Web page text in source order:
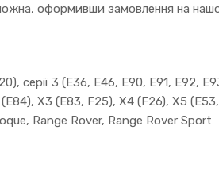
оформивши замовлення на
серії 3 (E36, E46, E90, E91, E92,
(E84), X3 (E83, F25), X4 (F26), X5
Range Rover, Range Rover Sport